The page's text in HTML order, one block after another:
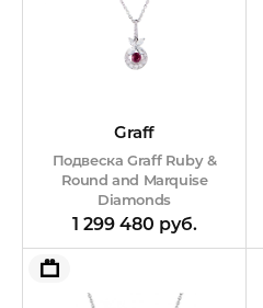
Graff
Подвеска Graff Ruby &
Round and Marquise
Diamonds
1 299 480 руб.